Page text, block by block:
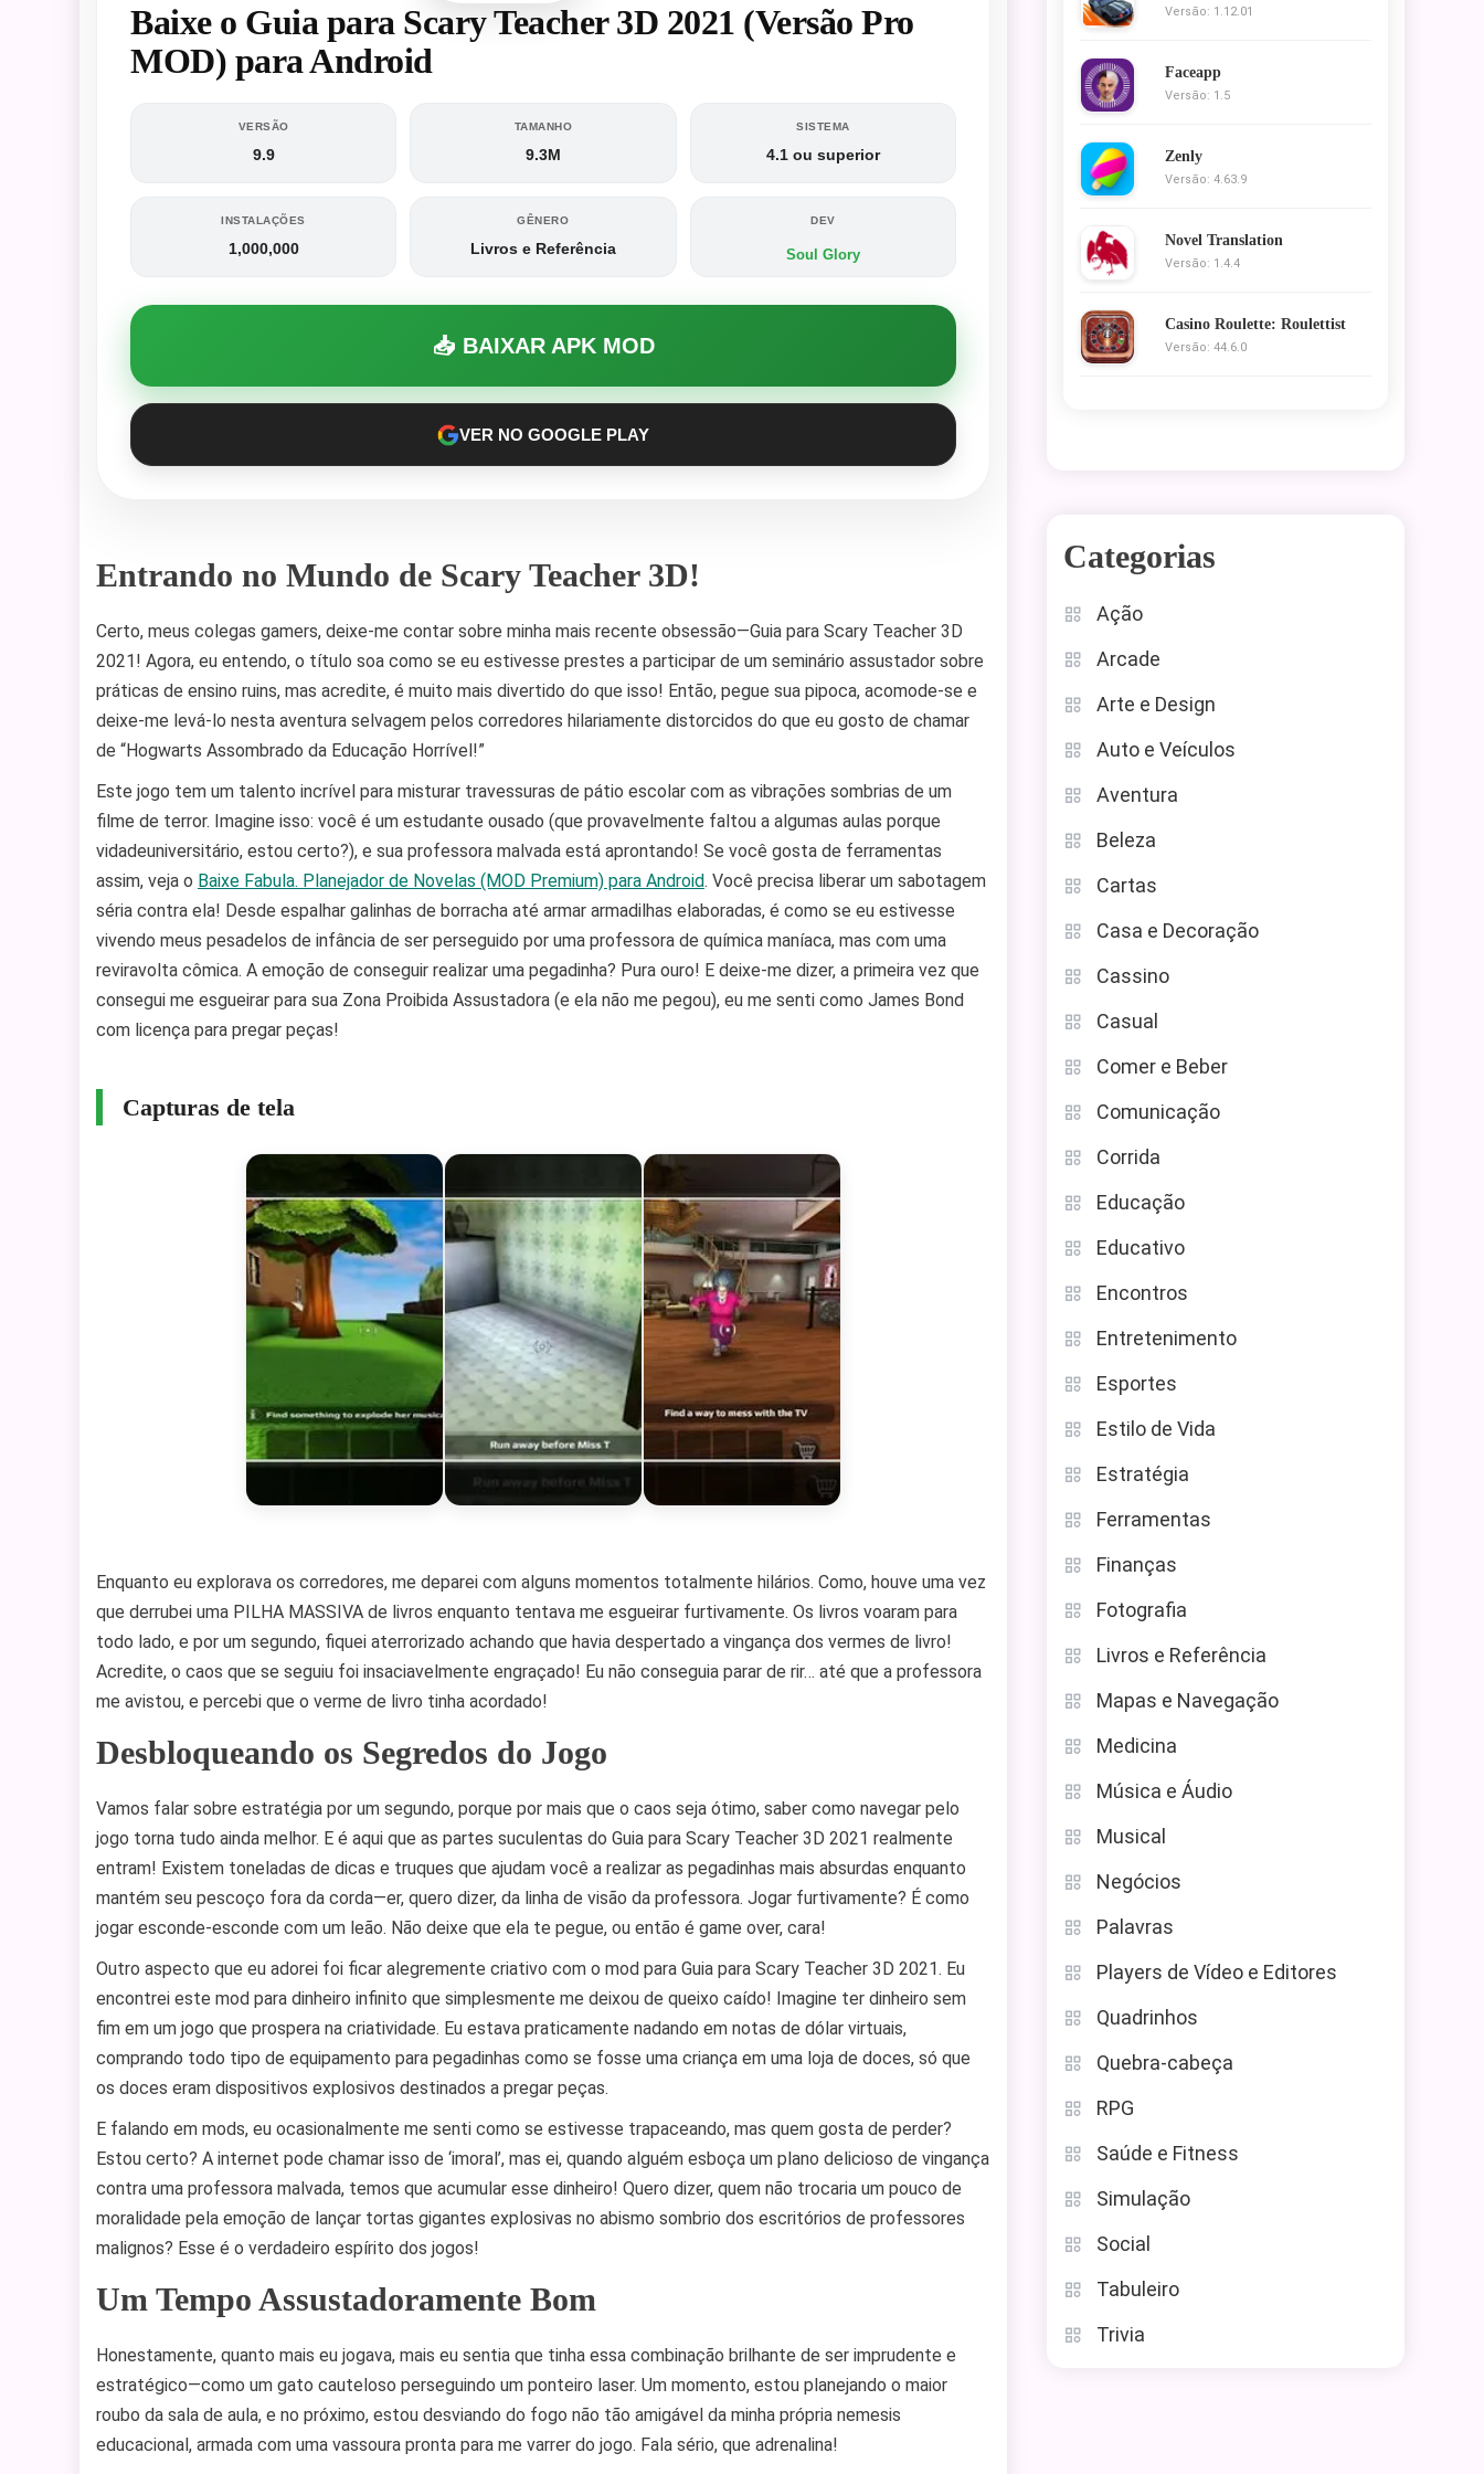
Baixe o Guia para Scary Teacher 3D 2021 (Versão Pro
MOD) para Android
VERSÃO
9.9
TAMANHO
9.3M
SISTEMA
4.1 ou superior
INSTALAÇÕES
1,000,000
GÊNERO
Livros e Referência
DEV
Soul Glory
📥 BAIXAR APK MOD
VER NO GOOGLE PLAY
Entrando no Mundo de Scary Teacher 3D!
Certo, meus colegas gamers, deixe-me contar sobre minha mais recente obsessão—Guia para Scary Teacher 3D
2021! Agora, eu entendo, o título soa como se eu estivesse prestes a participar de um seminário assustador sobre
práticas de ensino ruins, mas acredite, é muito mais divertido do que isso! Então, pegue sua pipoca, acomode-se e
deixe-me levá-lo nesta aventura selvagem pelos corredores hilariamente distorcidos do que eu gosto de chamar
de “Hogwarts Assombrado da Educação Horrível!”
Este jogo tem um talento incrível para misturar travessuras de pátio escolar com as vibrações sombrias de um
filme de terror. Imagine isso: você é um estudante ousado (que provavelmente faltou a algumas aulas porque
vidadeuniversitário, estou certo?), e sua professora malvada está aprontando! Se você gosta de ferramentas
assim, veja o Baixe Fabula. Planejador de Novelas (MOD Premium) para Android. Você precisa liberar um sabotagem
séria contra ela! Desde espalhar galinhas de borracha até armar armadilhas elaboradas, é como se eu estivesse
vivendo meus pesadelos de infância de ser perseguido por uma professora de química maníaca, mas com uma
reviravolta cômica. A emoção de conseguir realizar uma pegadinha? Pura ouro! E deixe-me dizer, a primeira vez que
consegui me esgueirar para sua Zona Proibida Assustadora (e ela não me pegou), eu me senti como James Bond
com licença para pregar peças!
Capturas de tela
Enquanto eu explorava os corredores, me deparei com alguns momentos totalmente hilários. Como, houve uma vez
que derrubei uma PILHA MASSIVA de livros enquanto tentava me esgueirar furtivamente. Os livros voaram para
todo lado, e por um segundo, fiquei aterrorizado achando que havia despertado a vingança dos vermes de livro!
Acredite, o caos que se seguiu foi insaciavelmente engraçado! Eu não conseguia parar de rir… até que a professora
me avistou, e percebi que o verme de livro tinha acordado!
Desbloqueando os Segredos do Jogo
Vamos falar sobre estratégia por um segundo, porque por mais que o caos seja ótimo, saber como navegar pelo
jogo torna tudo ainda melhor. E é aqui que as partes suculentas do Guia para Scary Teacher 3D 2021 realmente
entram! Existem toneladas de dicas e truques que ajudam você a realizar as pegadinhas mais absurdas enquanto
mantém seu pescoço fora da corda—er, quero dizer, da linha de visão da professora. Jogar furtivamente? É como
jogar esconde-esconde com um leão. Não deixe que ela te pegue, ou então é game over, cara!
Outro aspecto que eu adorei foi ficar alegremente criativo com o mod para Guia para Scary Teacher 3D 2021. Eu
encontrei este mod para dinheiro infinito que simplesmente me deixou de queixo caído! Imagine ter dinheiro sem
fim em um jogo que prospera na criatividade. Eu estava praticamente nadando em notas de dólar virtuais,
comprando todo tipo de equipamento para pegadinhas como se fosse uma criança em uma loja de doces, só que
os doces eram dispositivos explosivos destinados a pregar peças.
E falando em mods, eu ocasionalmente me senti como se estivesse trapaceando, mas quem gosta de perder?
Estou certo? A internet pode chamar isso de ‘imoral’, mas ei, quando alguém esboça um plano delicioso de vingança
contra uma professora malvada, temos que acumular esse dinheiro! Quero dizer, quem não trocaria um pouco de
moralidade pela emoção de lançar tortas gigantes explosivas no abismo sombrio dos escritórios de professores
malignos? Esse é o verdadeiro espírito dos jogos!
Um Tempo Assustadoramente Bom
Honestamente, quanto mais eu jogava, mais eu sentia que tinha essa combinação brilhante de ser imprudente e
estratégico—como um gato cauteloso perseguindo um ponteiro laser. Um momento, estou planejando o maior
roubo da sala de aula, e no próximo, estou desviando do fogo não tão amigável da minha própria nemesis
educacional, armada com uma vassoura pronta para me varrer do jogo. Fala sério, que adrenalina!
Versão: 1.12.01
Faceapp
Versão: 1.5
Zenly
Versão: 4.63.9
Novel Translation
Versão: 1.4.4
Casino Roulette: Roulettist
Versão: 44.6.0
Categorias
Ação
Arcade
Arte e Design
Auto e Veículos
Aventura
Beleza
Cartas
Casa e Decoração
Cassino
Casual
Comer e Beber
Comunicação
Corrida
Educação
Educativo
Encontros
Entretenimento
Esportes
Estilo de Vida
Estratégia
Ferramentas
Finanças
Fotografia
Livros e Referência
Mapas e Navegação
Medicina
Música e Áudio
Musical
Negócios
Palavras
Players de Vídeo e Editores
Quadrinhos
Quebra-cabeça
RPG
Saúde e Fitness
Simulação
Social
Tabuleiro
Trivia